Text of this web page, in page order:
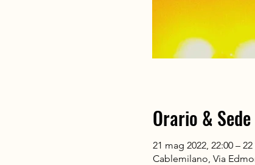
Orario & Sede
21 mag 2022, 22:00 –
Cablemilano, Via